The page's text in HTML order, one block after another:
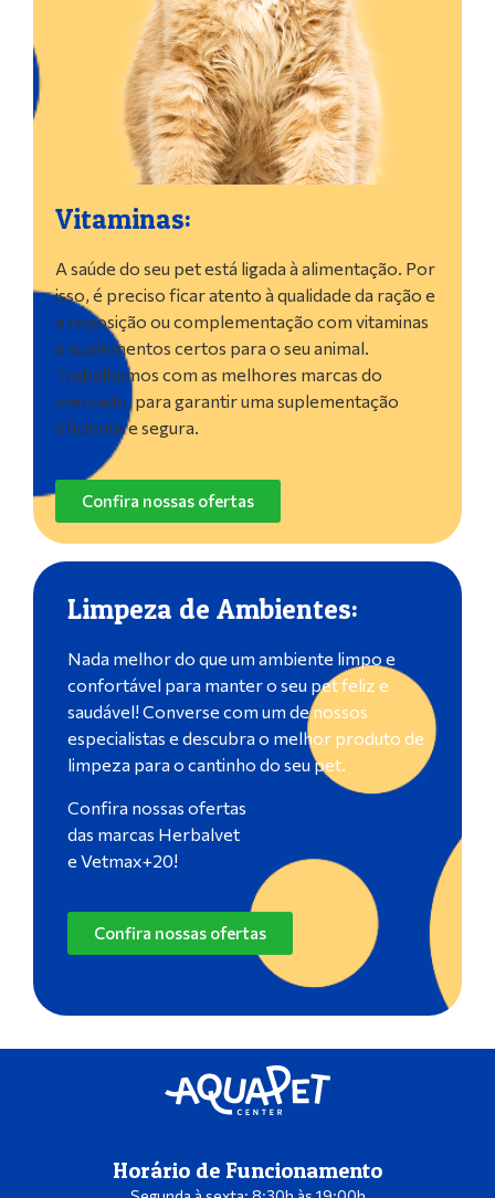
Vitaminas:
A saúde do seu pet está ligada à alimentação. Por
isso, é preciso ficar atento à qualidade da ração e
a reposição ou complementação com vitaminas
e suplementos certos para o seu animal.
Trabalhamos com as melhores marcas do
mercado, para garantir uma suplementação
eficiente e segura.
Confira nossas ofertas
Limpeza de Ambientes:
Nada melhor do que um ambiente limpo e
confortável para manter o seu pet feliz e
saudável! Converse com um de nossos
especialistas e descubra o melhor produto de
limpeza para o cantinho do seu pet.
Confira nossas ofertas
das marcas Herbalvet
e Vetmax+20!
Confira nossas ofertas
Horário de Funcionamento